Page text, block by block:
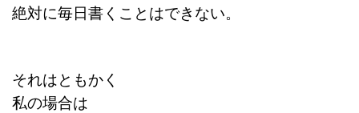
絶対に毎日書くことはできない。
それはともかく
私の場合は